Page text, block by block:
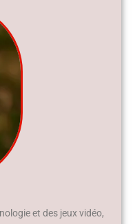
et des jeux vidéo,